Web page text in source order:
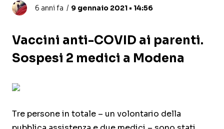
6 anni fa 9 gennaio 2021 • 14:56
Vaccini anti-COVID ai parenti.
Sospesi 2 medici a Modena
Tre persone in totale – un volontario della